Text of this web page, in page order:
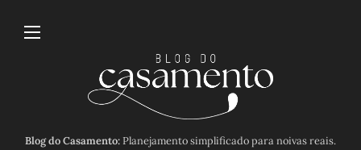
Blog do Casamento:Planejamento simplificado para noivas reais.